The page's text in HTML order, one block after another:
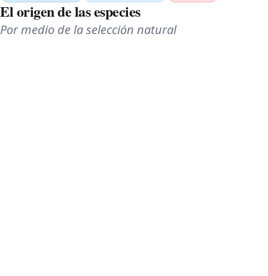
El origen de las especies
Por medio de la selección natural